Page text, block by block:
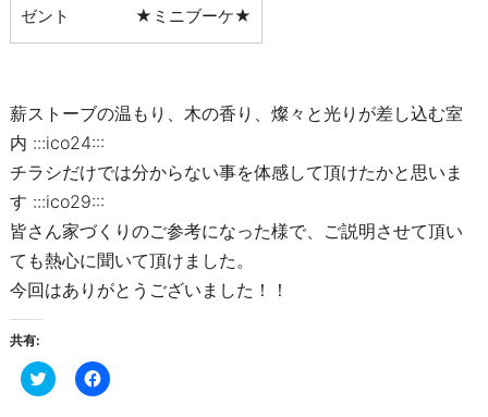
ゼント ★ミニブーケ★
薪ストーブの温もり、木の香り、燦々と光りが差し込む室
内 :::ico24:::
チラシだけでは分からない事を体感して頂けたかと思いま
す :::ico29:::
皆さん家づくりのご参考になった様で、ご説明させて頂い
ても熱心に聞いて頂けました。
今回はありがとうございました！！
共有:
ク
リ
F
a